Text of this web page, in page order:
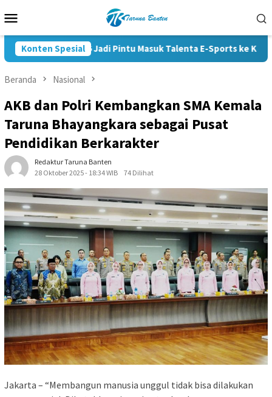
ke
Mobile
Konten Spesial
Cup 2026 Jadi Pintu Masuk Talenta E-Sports ke Kompetisi
Beranda Nasional
AKB dan Polri Kembangkan SMA Kemala
Taruna Bhayangkara sebagai Pusat
Pendidikan Berkarakter
Redaktur Taruna Banten
28 Oktober 2025 - 18:34 WIB
74 Dilihat
Jakarta – “Membangun manusia unggul tidak bisa dilakukan